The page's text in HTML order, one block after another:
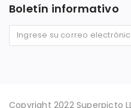
Boletín informativo
Copyright 2022 Superpicto